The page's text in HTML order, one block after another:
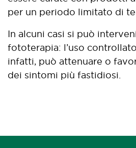
per un periodo limitato di
In alcuni casi si può
fototerapia: l’uso
infatti, può attenuare o
dei sintomi più fastidiosi.